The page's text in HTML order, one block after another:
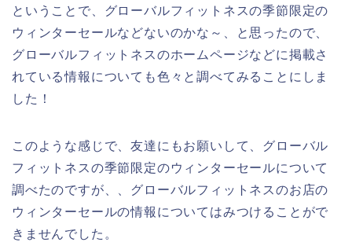
ということで、グローバルフィットネスの季節限定の
ウィンターセールなどないのかな～、と思ったので、
グローバルフィットネスのホームページなどに掲載さ
れている情報についても色々と調べてみることにしま
した！
このような感じで、友達にもお願いして、グローバル
フィットネスの季節限定のウィンターセールについて
調べたのですが、、グローバルフィットネスのお店の
ウィンターセールの情報についてはみつけることがで
きませんでした。